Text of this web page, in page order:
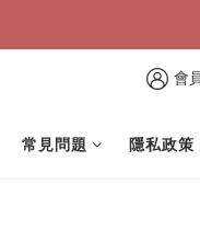
會
常見問題 隱私政策